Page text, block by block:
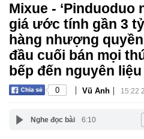
Mixue - ‘Pinduoduo
giá ước tính gần 3
hàng nhượng
đầu cuối bán mọi
bếp đến nguyên liệu
0 | Vũ Anh | 15:22
Nghe đọc bài 6:10